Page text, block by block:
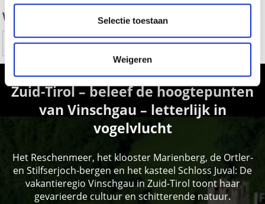
Selectie toestaan
Weigeren
WAS DE INHOUD NUTTIG VOOR U?
Ja
No
Zuid-Tirol – beleef de hoogtepunten
van Vinschgau – letterlijk in
vogelvlucht
Het Reschenmeer, het klooster Marienberg, de Ortler-
en Stilfserjoch-bergen en het kasteel Schloss Juval: De
vakantieregio Vinschgau in Zuid-Tirol toont haar
gevarieerde cultuur en schitterende natuur.